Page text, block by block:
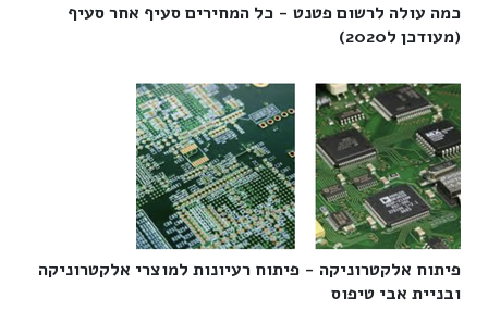
כמה עולה לרשום פטנט - כל המחירים סעיף אחר סעיף
(מעודכן ל2020)‎
פיתוח אלקטרוניקה - פיתוח רעיונות למוצרי אלקטרוניקה
ובניית אבי טיפוס‎